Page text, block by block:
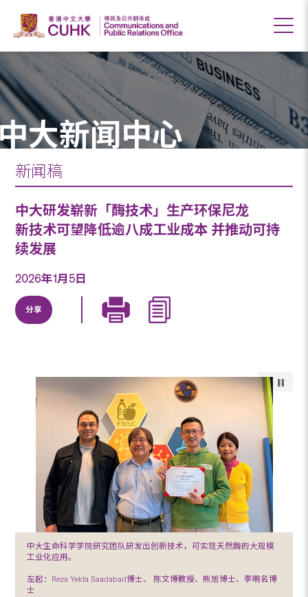
大新闻中心
新闻稿
中大研发崭新「酶技术」生产环保尼龙
新技术可望降低逾八成工业成本 并推动可持
续发展
2026年1月5日
分享
中大生命科学学院研究团队研发出创新技术，可实现天然酶的大规模
工业化应用。
左起：Reza Yekta Saadabad博士、 陈文博教授、熊旭博士、李明名博
士